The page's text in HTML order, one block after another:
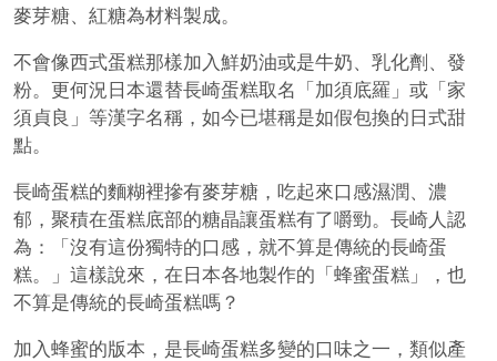
麥芽糖、紅糖為材料製成。
不會像西式蛋糕那樣加入鮮奶油或是牛奶、乳化劑、發
粉。更何況日本還替長崎蛋糕取名「加須底羅」或「家
須貞良」等漢字名稱，如今已堪稱是如假包換的日式甜
點。
長崎蛋糕的麵糊裡摻有麥芽糖，吃起來口感濕潤、濃
郁，聚積在蛋糕底部的糖晶讓蛋糕有了嚼勁。長崎人認
為：「沒有這份獨特的口感，就不算是傳統的長崎蛋
糕。」這樣說來，在日本各地製作的「蜂蜜蛋糕」，也
不算是傳統的長崎蛋糕嗎？
加入蜂蜜的版本，是長崎蛋糕多變的口味之一，類似產